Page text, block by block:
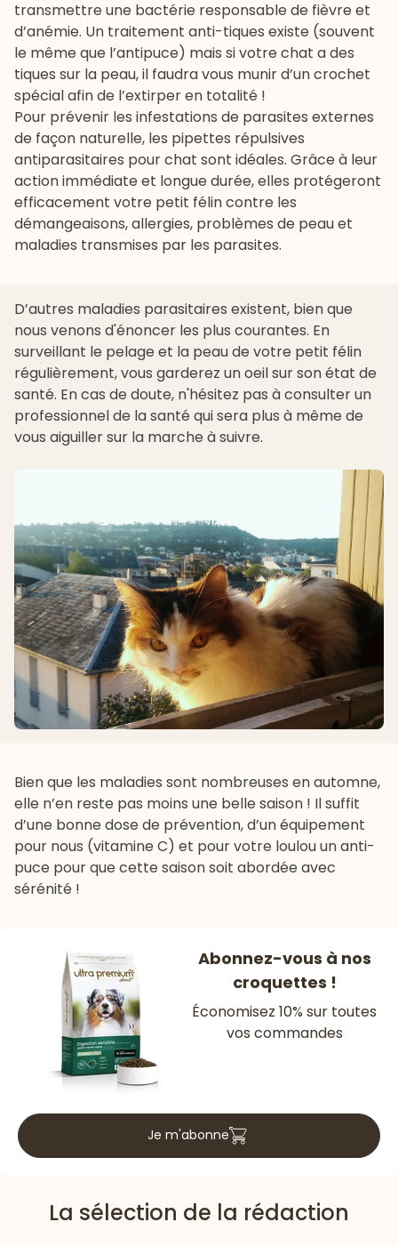
transmettre une bactérie responsable de fièvre et
d’anémie. Un traitement anti-tiques existe (souvent
le même que l’antipuce) mais si votre chat a des
tiques sur la peau, il faudra vous munir d’un crochet
spécial afin de l’extirper en totalité !
Pour prévenir les infestations de parasites externes
de façon naturelle, les pipettes répulsives
antiparasitaires pour chat sont idéales. Grâce à leur
action immédiate et longue durée, elles protégeront
efficacement votre petit félin contre les
démangeaisons, allergies, problèmes de peau et
maladies transmises par les parasites.
D’autres maladies parasitaires existent, bien que
nous venons d'énoncer les plus courantes. En
surveillant le pelage et la peau de votre petit félin
régulièrement, vous garderez un oeil sur son état de
santé. En cas de doute, n'hésitez pas à consulter un
professionnel de la santé qui sera plus à même de
vous aiguiller sur la marche à suivre.
Bien que les maladies sont nombreuses en automne,
elle n’en reste pas moins une belle saison ! Il suffit
d’une bonne dose de prévention, d’un équipement
pour nous (vitamine C) et pour votre loulou un anti-
puce pour que cette saison soit abordée avec
sérénité !
Abonnez-vous à nos
croquettes !
Économisez 10% sur toutes
vos commandes
Je m'abonne
La sélection de la rédaction